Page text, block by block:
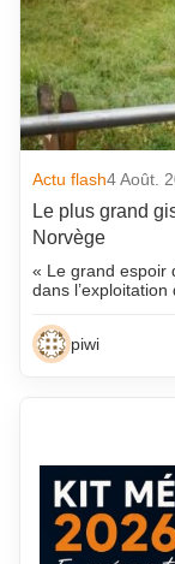
Actu flash4 Août.
Le plus grand
Norvège
« Le grand espoir
dans
piwi